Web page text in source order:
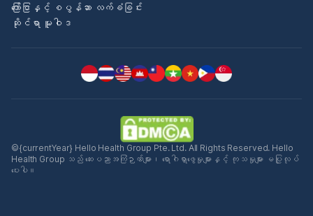
ကြော်ငြာနှင့် စပွန်ဆာ လက်ခံခြင်း
ဆိုင်ရာ မူဝါဒ
©{currentYear} Hello Health Group Pte. Ltd. All Rights Reserved. Hello
Health Group သည် ဆေးပညာအကြံဉာဏ်များ၊ ရောဂါရှာဖွေမှုများနှင့် ကုသမှုများ မပြုလုပ်
ပေးပါ။